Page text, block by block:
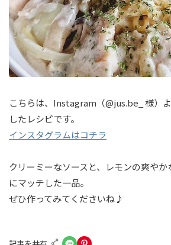
こちらは、Instagram（@jus.be_ 様）
したレシピです。
インスタグラムはコチラ
クリーミーなソースと、レモンの爽や
にマッチした一品。
ぜひ作ってみてくださいね♪